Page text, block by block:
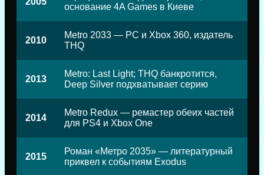
основание 4A Games в Киеве
2010
Metro 2033 — PC и Xbox 360, издатель
THQ
2013
Metro: Last Light; THQ банкротится,
Deep Silver подхватывает серию
2014
Metro Redux — ремастер обеих частей
для PS4 и Xbox One
2015
Роман «Метро 2035» — литературный
приквел к событиям Exodus